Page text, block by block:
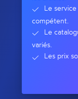
Le
compétent.
Le
variés.
Les prix